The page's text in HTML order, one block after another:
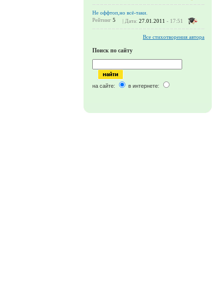
Не оффтоп,но всё-таки.
Рейтинг 5 | Дата: 27.01.2011 - 17:51
Все стихотворения автора
Поиск по сайту
на сайте: в интернете: